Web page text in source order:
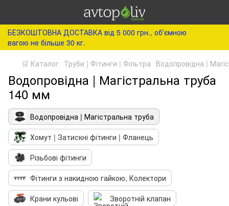
БЕЗКОШТОВНА ДОСТАВКА від 5 000 грн., обʼємною
вагою не більше 30 кг.
🛒 Каталог Труби | Фітинги | Фільтра Водопровідна |
Водопровідна | Магістральна труба
140 мм
Водопровідна | Магістральна труба
Хомут | Затискні фітинги | Фланець
Різьбові фітинги
Фітинги з накидною гайкою, Колектори
Крани кульові
Зворотній клапан